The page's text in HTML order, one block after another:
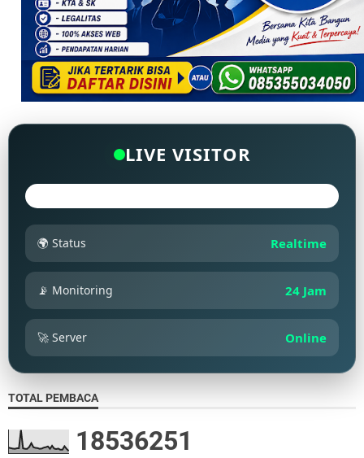
LIVE VISITOR
🌍 Status Realtime
📡 Monitoring 24 Jam
🚀 Server Online
TOTAL PEMBACA
18536251